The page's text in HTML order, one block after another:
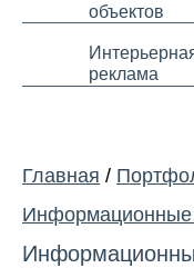
объектов
реклама
Главная /